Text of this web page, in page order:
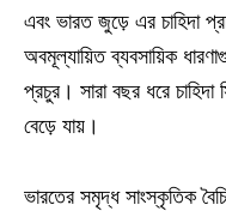
এবং ভারত জুড়ে এর চাহিদা
অবমূল্যায়িত ব্যবসায়িক
প্রচুর। সারা বছর ধরে
বেড়ে যায়।
ভারতের সমৃদ্ধ সাংস্কৃতিক